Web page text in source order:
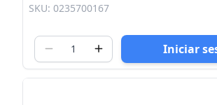
Kinlley
SKU: 0235700167
Iniciar